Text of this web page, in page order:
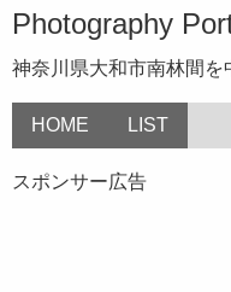
Photography
神奈川県大和市南林間
HOME LIST
スポンサー広告